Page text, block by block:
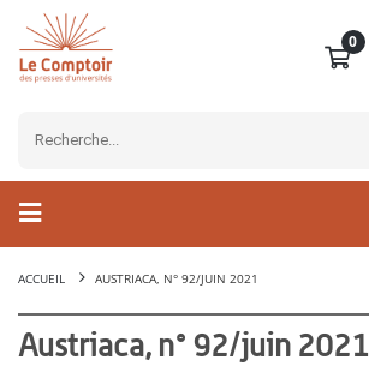
0
ACCUEIL AUSTRIACA, N° 92/JUIN 2021
Austriaca, n° 92/juin 2021